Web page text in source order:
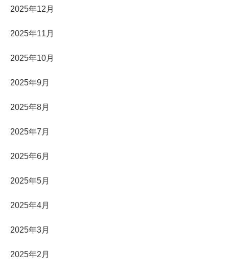
2025年12月
2025年11月
2025年10月
2025年9月
2025年8月
2025年7月
2025年6月
2025年5月
2025年4月
2025年3月
2025年2月